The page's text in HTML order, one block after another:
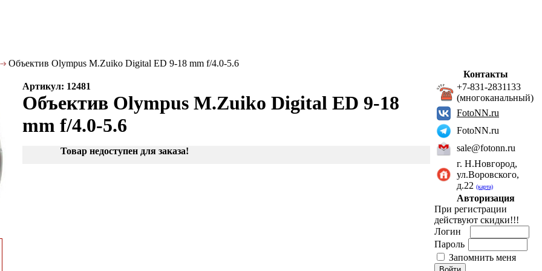
Объектив Olympus M.Zuiko Digital ED 9-18 mm f/4.0-5.6
Артикул: 12481
Объектив Olympus M.Zuiko Digital ED 9-18
mm f/4.0-5.6
Товар недоступен для заказа!
Контакты
+7-831-2831133
(многоканальный)
FotoNN.ru
FotoNN.ru
sale@fotonn.ru
г. Н.Новгород,
ул.Воровского,
д.22 (карта)
Авторизация
При регистрации
действуют скидки!!!
Логин
Пароль
Запомнить меня